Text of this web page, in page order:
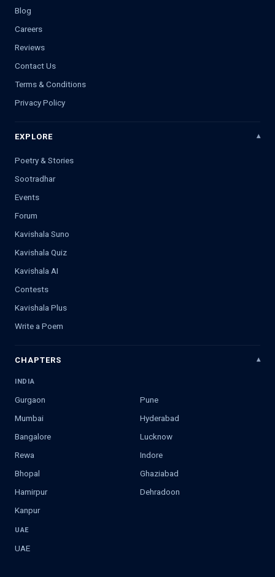
Blog
Careers
Reviews
Contact Us
Terms & Conditions
Privacy Policy
EXPLORE
Poetry & Stories
Sootradhar
Events
Forum
Kavishala Suno
Kavishala Quiz
Kavishala AI
Contests
Kavishala Plus
Write a Poem
CHAPTERS
INDIA
Gurgaon
Pune
Mumbai
Hyderabad
Bangalore
Lucknow
Rewa
Indore
Bhopal
Ghaziabad
Hamirpur
Dehradoon
Kanpur
UAE
UAE